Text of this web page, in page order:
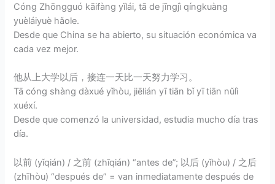
Cóng Zhōngguó kāifàng yǐlái, tā de jīngjì qíngkuàng
yuèláiyuè hǎole.
Desde que China se ha abierto, su situación económica va
cada vez mejor.
他从上大学以后，接连一天比一天努力学习。
Tā cóng shàng dàxué yǐhòu, jiēlián yī tiān bǐ yī tiān nǔlì
xuéxí.
Desde que comenzó la universidad, estudia mucho día tras
día.
以前 (yǐqián) / 之前 (zhīqián) “antes de”; 以后 (yǐhòu) / 之后
(zhīhòu) “después de” = van inmediatamente después de